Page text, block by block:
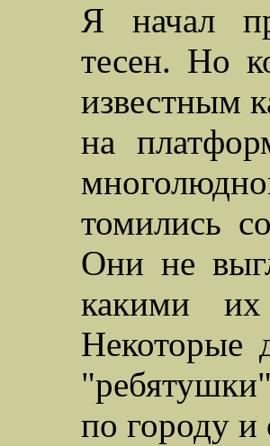
Я начал
тесен. Но
известным
на
томились
Они не
какими их
Некоторые
по городу и